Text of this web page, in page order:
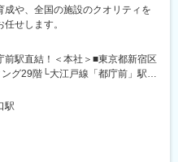
や、全国の施設のクオリティを
せします。
前駅直結！＜本社＞■東京都新宿区
グ29階└大江戸線「都庁前」駅直
西口徒歩8分└丸ノ内線「西新宿」
ュもラクラク♪／地下通路で駅と
内の高層オフィスで、29階の窓
開放的な空間です。ビル内には
駅